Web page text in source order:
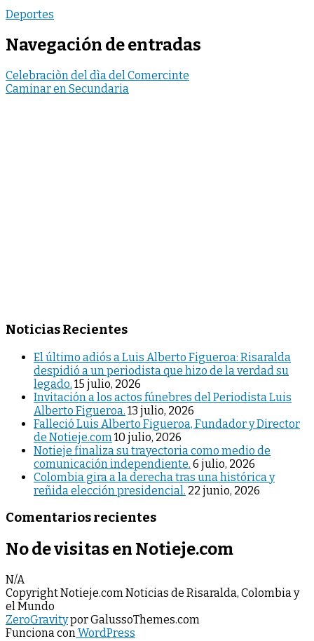
Deportes
Navegación de entradas
Celebraciòn del dìa del Comercinte
Caminar en Secundaria
Noticias Recientes
El último adiós a Luis Alberto Figueroa: Risaralda
despidió a un periodista que hizo de la verdad su
legado. 15 julio, 2026
Invitación a los actos fúnebres del Periodista Luis
Alberto Figueroa. 13 julio, 2026
Falleció Luis Alberto Figueroa, Fundador y Director
de Notieje.com 10 julio, 2026
Notieje finaliza su trayectoria como medio de
comunicación independiente. 6 julio, 2026
Colombia gira a la derecha tras una histórica y
reñida elección presidencial. 22 junio, 2026
Comentarios recientes
No de visitas en Notieje.com
N/A
Copyright Notieje.com Noticias de Risaralda, Colombia y
el Mundo
ZeroGravitypor GalussoThemes.com
Funciona conWordPress